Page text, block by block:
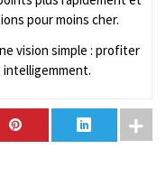
pour moins cher.
vision simple : profiter
intelligemment.